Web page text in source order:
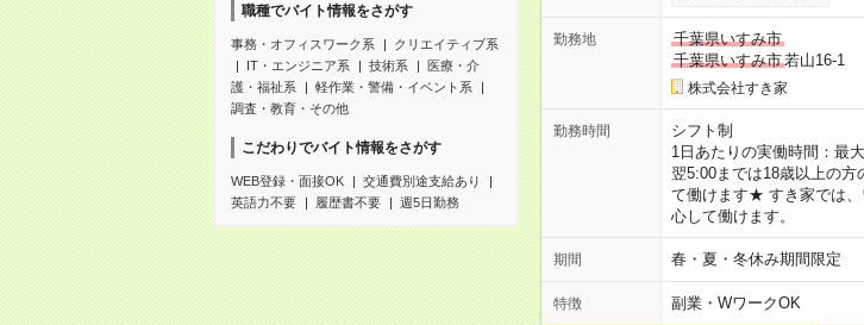
職種でバイト情報をさがす
事務・オフィスワーク系
クリエイティブ系
IT・エンジニア系
技術系
医療・介
護・福祉系
軽作業・警備・イベント系
調査・教育・その他
こだわりでバイト情報をさがす
WEB登録・面接OK
交通費別途支給あり
英語力不要
履歴書不要 週5日勤務
勤務地
千葉県いすみ市
千葉県いすみ市若山16-1
株式会社すき家
勤務時間
シフト制
1日あたりの実働時間：最
翌5:00までは18歳以上の
て働けます★ すき家では、
心して働けます。
期間 春・夏・冬休み期間限定
特徴 副業・WワークOK